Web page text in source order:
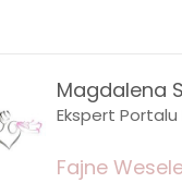
Magdalena
Ekspert
Fajne